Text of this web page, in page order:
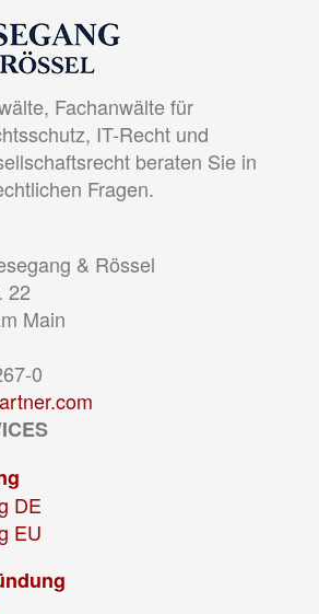
Fachanwälte für
IT-Recht und
beraten Sie in
Fragen.
& Rössel
22
Main
0
DE
EU